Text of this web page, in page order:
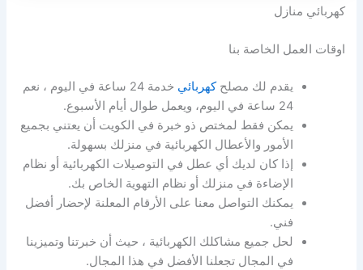
كهربائي منازل
اوقات العمل الخاصة بنا
يقدم لك مصلحكهربائي
خدمة 24 ساعة في اليوم ، نعم
24 ساعة في اليوم، ويعمل طوال أيام الأسبوع.
يمكن فقط لمختص ذو خبرة في الكويت أن يعتني بجميع
الأمور والأعطال الكهربائية في منزلك بسهولة.
إذا كان لديك أي عطل في التوصيلات الكهربائية أو نظام
الإضاءة في منزلك أو نظام التهوية الخاص بك.
يمكنك التواصل معنا على الأرقام المعلنة لإحضار أفضل
فني.
لحل جميع مشاكلك الكهربائية ، حيث أن خبرتنا وتميزينا
في المجال تجعلنا الأفضل في هذا المجال.